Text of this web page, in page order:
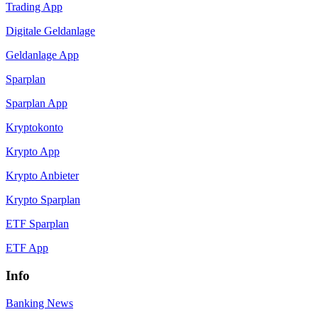
Trading App
Digitale Geldanlage
Geldanlage App
Sparplan
Sparplan App
Kryptokonto
Krypto App
Krypto Anbieter
Krypto Sparplan
ETF Sparplan
ETF App
Info
Banking News